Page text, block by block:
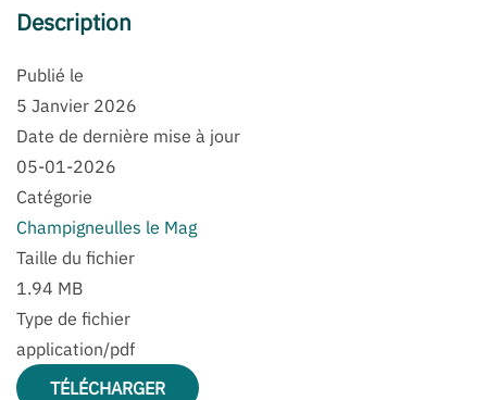
Description
Publié le
5 Janvier 2026
Date de dernière mise à jour
05-01-2026
Catégorie
Champigneulles le Mag
Taille du fichier
1.94 MB
Type de fichier
application/pdf
TÉLÉCHARGER